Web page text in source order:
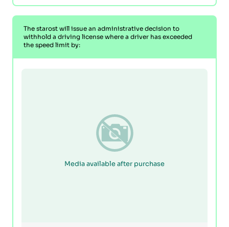
The starost will issue an administrative decision to
withhold a driving license where a driver has exceeded
the speed limit by:
Media available after purchase